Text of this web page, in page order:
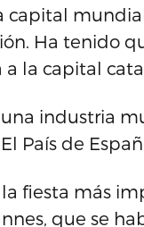
capital
Ha tenido
la capital
industria
País de
fiesta más
que se